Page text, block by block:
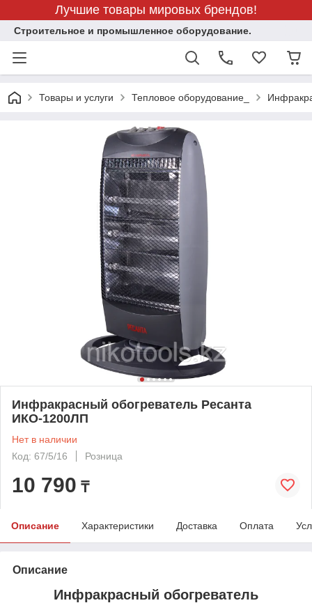
Лучшие товары мировых брендов!
Строительное и промышленное оборудование.
Товары и услуги Тепловое оборудование_
Инфракрасный обогреватель Ресанта
ИКО-1200ЛП
Нет в наличии
Код: 67/5/16
Розница
10 790 ₸
Описание Характеристики Доставка Оплата
Описание
Инфракрасный обогреватель